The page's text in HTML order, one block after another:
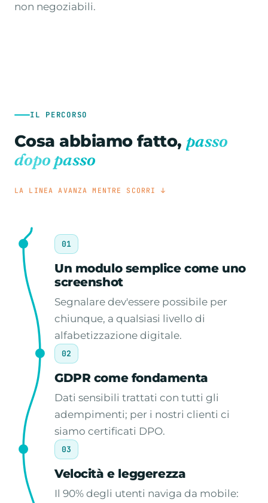
non negoziabili.
IL PERCORSO
Cosa abbiamo fatto, passo
dopo passo
LA LINEA AVANZA MENTRE SCORRI ↓
01
Un modulo semplice come uno
screenshot
Segnalare dev'essere possibile per
chiunque, a qualsiasi livello di
alfabetizzazione digitale.
02
GDPR come fondamenta
Dati sensibili trattati con tutti gli
adempimenti; per i nostri clienti ci
siamo certificati DPO.
03
Velocità e leggerezza
Il 90% degli utenti naviga da mobile: